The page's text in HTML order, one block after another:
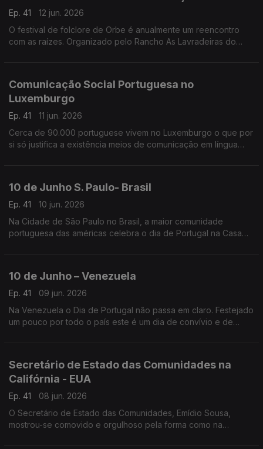
Ep. 41
12 jun. 2026
O festival de folclore de Orbe é anualmente um reencontro
com as raízes. Organizado pelo Rancho As Lavradeiras do
Comunicação Social Portuguesa no
Luxemburgo
Ep. 41
11 jun. 2026
Cerca de 90.000 portuguese vivem no Luxemburgo o que por
si só justifica a existência meios de comunicação em língua
10 de Junho S. Paulo- Brasil
Ep. 41
10 jun. 2026
Na Cidade de São Paulo no Brasil, a maior comunidade
portuguesa das américas celebra o dia de Portugal na Casa
10 de Junho – Venezuela
Ep. 41
09 jun. 2026
Na Venezuela o Dia de Portugal não passa em claro. Festejado
um pouco por todo o país este é um dia de convívio e de
Secretário de Estado das Comunidades na
Califórnia - EUA
Ep. 41
08 jun. 2026
O Secretário de Estado das Comunidades, Emídio Sousa,
mostrou-se comovido e orgulhoso pela forma como na